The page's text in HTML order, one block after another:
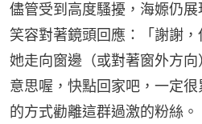
儘管受到高度騷擾，海嫄仍
笑容對著鏡頭回應：「謝謝
她走向窗邊（或對著窗外方
意思喔，快點回家吧，一定
的方式勸離這群過激的粉絲。